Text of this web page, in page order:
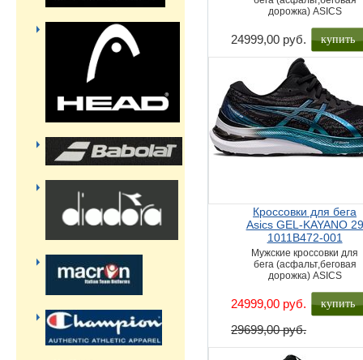
дорожка) ASICS
24999,00 руб. купить
Кроссовки для бега
Asics GEL-KAYANO 29
1011B472-001
Мужские кроссовки для
бега (асфальт,беговая
дорожка) ASICS
24999,00 руб.
29699,00 руб.
купить